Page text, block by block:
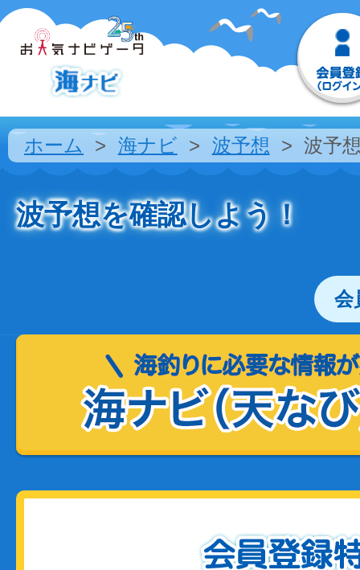
ホーム 海ナビ 波予想 波予
波予想を確認しよう！
会